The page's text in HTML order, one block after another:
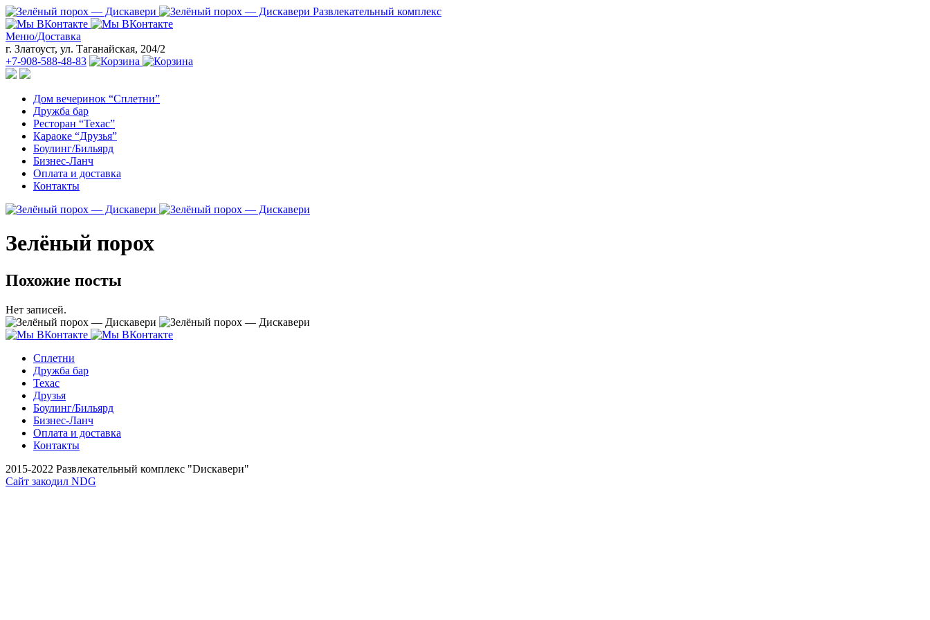
Развлекательный комплекс
Меню/Доставка
г. Златоуст, ул. Таганайская, 204/2
+7-908-588-48-83
Дом вечеринок “Сплетни”
Дружба бар
Ресторан “Техас”
Караоке “Друзья”
Боулинг/Бильярд
Бизнес-Ланч
Оплата и доставка
Контакты
Зелёный порох
Похожие посты
Нет записей.
Сплетни
Дружба бар
Техас
Друзья
Боулинг/Бильярд
Бизнес-Ланч
Оплата и доставка
Контакты
2015-2022 Развлекательный комплекс "Dискавери"
Сайт закодил NDG